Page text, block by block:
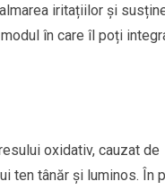
iritațiilor și
în care îl poți
oxidativ, cauzat de
ten tânăr și luminos. În